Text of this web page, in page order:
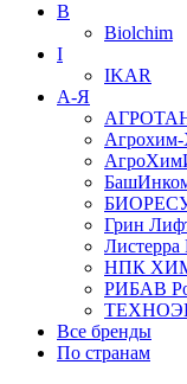
B
Biolchim
I
IKAR
А-Я
Грин
Листерра
НПК
РИБАВ
Все бренды
По странам